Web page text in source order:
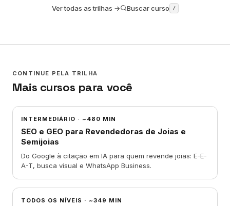
Ver todas as trilhas → Buscar curso /
CONTINUE PELA TRILHA
Mais cursos para você
INTERMEDIÁRIO · ~480 MIN
SEO e GEO para Revendedoras de Joias e
Semijoias
Do Google à citação em IA para quem revende joias: E-E-
A-T, busca visual e WhatsApp Business.
TODOS OS NÍVEIS · ~349 MIN